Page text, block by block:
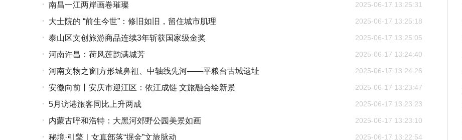
2025-06-17 13:25:31
南昌一江两岸画卷璀璨
2025-06-17 13:25:18
大士院的 “前生今世”：修旧如旧，留住城市肌理
2025-06-17 13:25:05
泰山区文创旅游商品连续3年斩获国家级金奖
2025-06-17 13:24:40
河南许昌：荷风莲韵满城芳
2025-06-17 13:24:26
河南文物之窗|方形城鼻祖、中轴线先河——平粮台古城遗址
2025-06-17 13:23:47
安徽向前丨安庆市迎江区：依江成链 文旅融合绘新景
2025-06-17 13:23:23
5月访港旅客同比上升两成
2025-06-17 13:23:10
内蒙古呼和浩特：大黑河郊野公园美景如画
2025-06-17 13:22:54
秘境·引擎｜女真部落“掘金”文旅脉动